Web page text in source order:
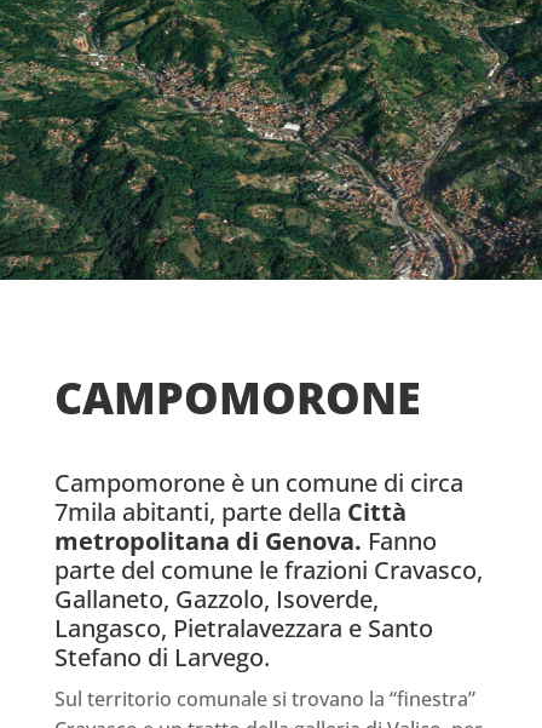
CAMPOMORONE
Campomorone è un comune di circa
7mila abitanti, parte della Città
metropolitana di Genova. Fanno
parte del comune le frazioni Cravasco,
Gallaneto, Gazzolo, Isoverde,
Langasco, Pietralavezzara e Santo
Stefano di Larvego.
Sul territorio comunale si trovano la “finestra”